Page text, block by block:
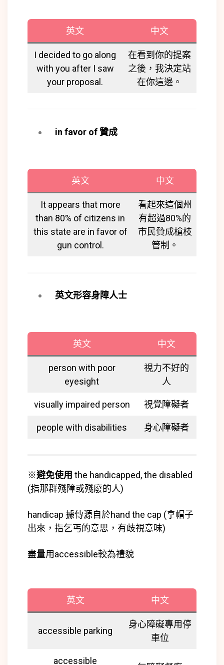
英文 中文
I decided to go along
with you after I saw
your proposal.
在看到你的提案
之後，我決定站
在你這邊。
in favor of贊成
英文 中文
It appears that more
than 80% of citizens in
this state are in favor of
gun control.
看起來這個州
有超過80%的
市民贊成槍枝
管制。
英文形容身障人士
英文 中文
person with poor
eyesight
視力不好的
人
visually impaired person 視覺障礙者
people with disabilities 身心障礙者
※避免使用 the handicapped, the disabled
(指那群殘障或殘廢的人)
handicap 據傳源自於hand the cap (拿帽子
出來，指乞丐的意思，有歧視意味)
盡量用accessible較為禮貌
英文 中文
accessible parking
身心障礙專用停
車位
accessible